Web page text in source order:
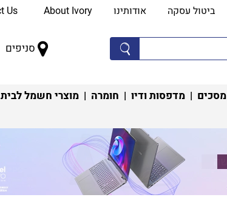
ביטול עסקה אודותינו About Ivory
סניפים
מסכים | מדפסות ודיו | חומרה | מוצרי חשמל לבית